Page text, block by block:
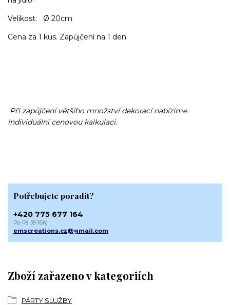
Velikost: Ø 20cm
Cena za 1 kus. Zapůjčení na 1 den
Při zapůjčení většího množství dekorací nabízíme
individuální cenovou kalkulaci.
Zboží zařazeno v kategoriích
PÁRTY SLUŽBY
Potřebujete poradit?
+420 775 677 164
Po-Pá (8-16h)
emscreations.cz@gmail.com